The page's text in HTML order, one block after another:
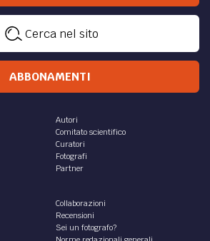
Cerca nel sito
ABBONAMENTI
Autori
Comitato scientifico
Curatori
Fotografi
Partner
Collaborazioni
Recensioni
Sei un fotografo?